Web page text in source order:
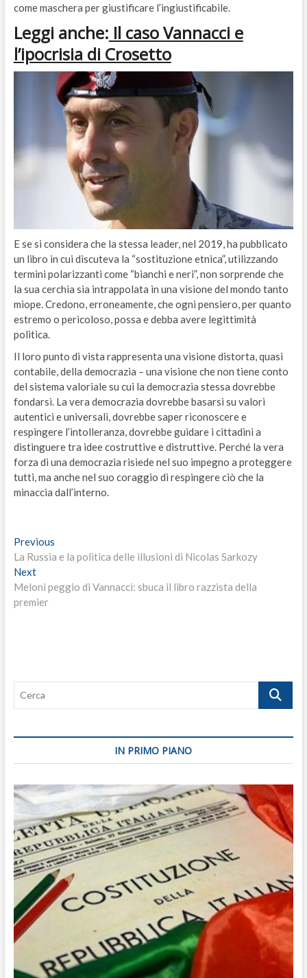
come maschera per giustificare l’ingiustificabile.
Leggi anche: Il caso Vannacci e
l’ipocrisia di Crosetto
E se si considera che la stessa leader, nel 2019, ha pubblicato
un libro in cui discuteva la “sostituzione etnica”, utilizzando
termini polarizzanti come “bianchi e neri”, non sorprende che
la sua cerchia sia intrappolata in una visione del mondo tanto
miope. Credono, erroneamente, che ogni pensiero, per quanto
estremo o pericoloso, possa e debba avere legittimità
politica.
Il loro punto di vista rappresenta una visione distorta, quasi
contabile, della democrazia – una visione che non tiene conto
del sistema valoriale su cui la democrazia stessa dovrebbe
fondarsi. La vera democrazia dovrebbe basarsi su valori
autentici e universali, dovrebbe saper riconoscere e
respingere l’intolleranza, dovrebbe guidare i cittadini a
distinguere tra idee costruttive e distruttive. Perché la vera
forza di una democrazia risiede nel suo impegno a proteggere
tutti, ma anche nel suo coraggio di respingere ciò che la
minaccia dall’interno.
Navigazione
articoli
PreviousPrevious
post:
La Russia e la politica delle illusioni di Nicolas Sarkozy
NextNext
post:
Meloni peggio di Vannacci: sbuca il libro razzista della
premier
Cerca
IN PRIMO PIANO